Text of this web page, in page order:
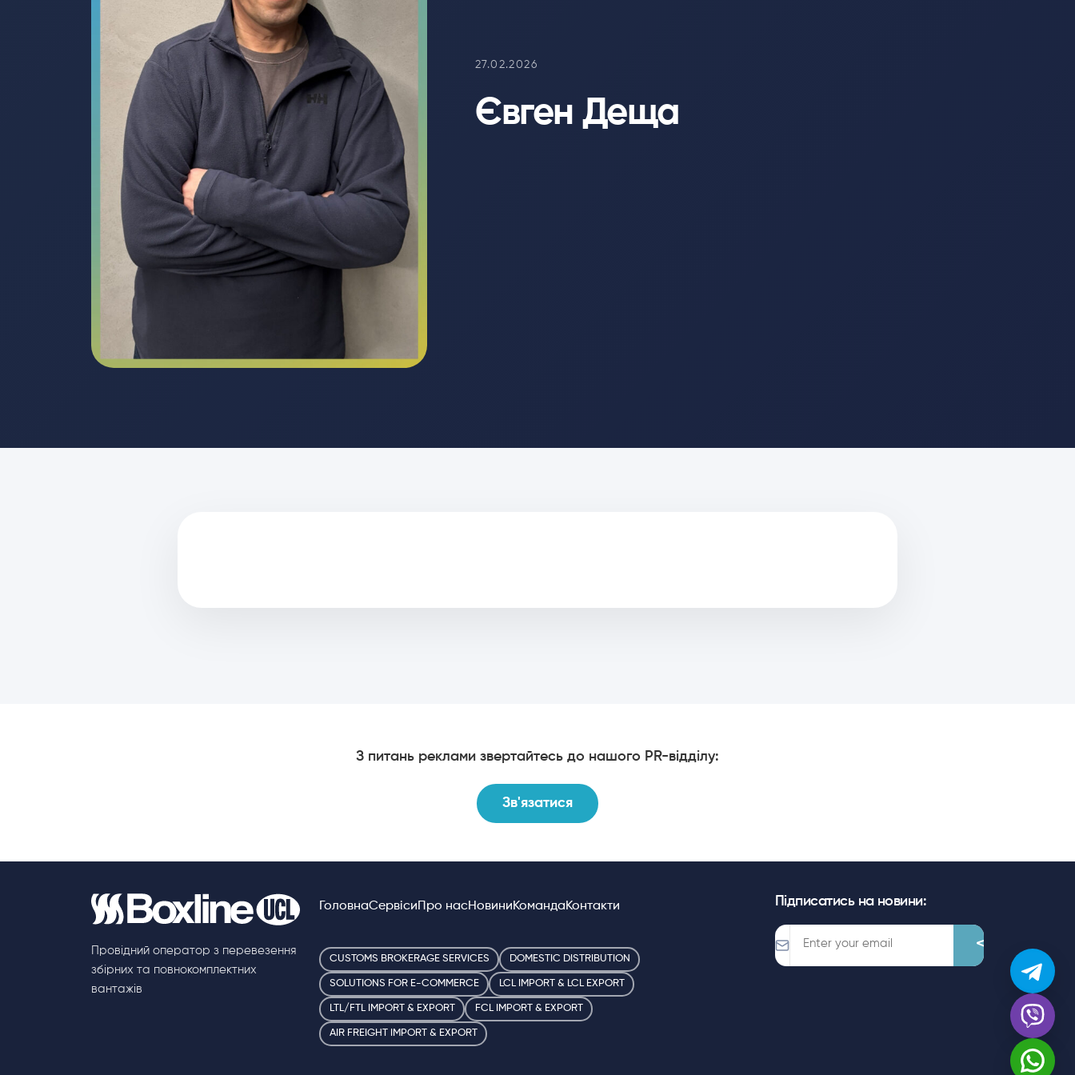
27.02.2026
Євген Деща
З питань реклами звертайтесь до нашого PR-відділу:
Зв'язатися
Провідний оператор з перевезення
збірних та повнокомплектних
вантажів
ГоловнаСервіси Про насНовиниКомандаКонтакти
CUSTOMS BROKERAGE SERVICES DOMESTIC DISTRIBUTION
SOLUTIONS FOR E-COMMERCE LCL IMPORT & LCL EXPORT
LTL/FTL IMPORT & EXPORT FCL IMPORT & EXPORT
AIR FREIGHT IMPORT & EXPORT
Підписатись на новини: